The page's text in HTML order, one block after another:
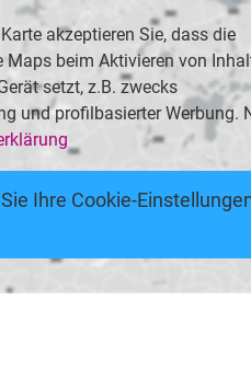
akzeptieren Sie, dass die
Maps beim Aktivieren von
setzt, z.B. zwecks
und profilbasierter Werbung.
Ihre Cookie-